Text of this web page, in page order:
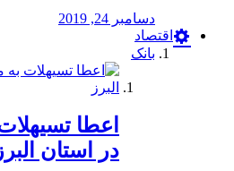
دسامبر 24, 2019
اقتصاد
بانک
️اعطا
در استان البرز